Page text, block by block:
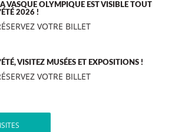
VASQUE OLYMPIQUE EST VISIBLE TOUT
2026 !
VOTRE BILLET
VISITEZ MUSÉES ET EXPOSITIONS !
VOTRE BILLET